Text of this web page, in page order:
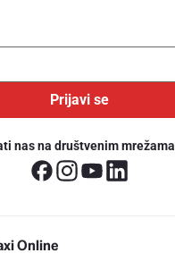
Prijavi se
nas na društvenim mrežama
Online